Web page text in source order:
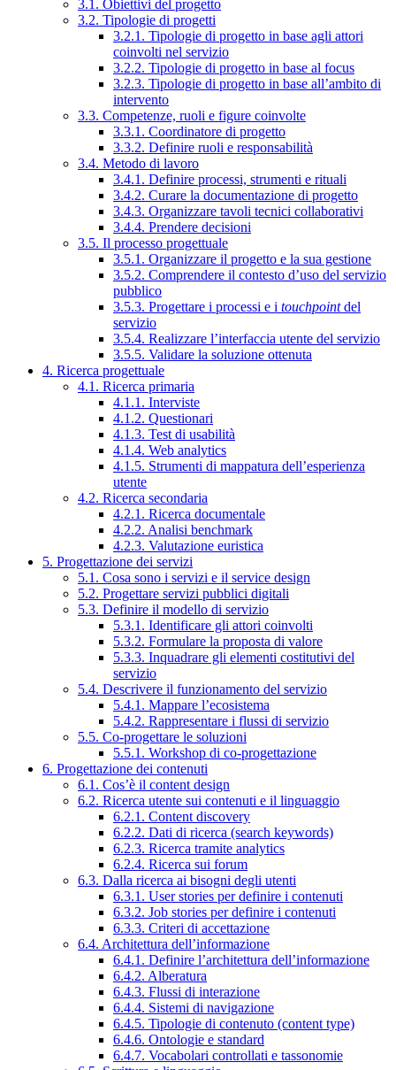
3.1. Obiettivi del progetto
3.2. Tipologie di progetti
3.2.1. Tipologie di progetto in base agli attori
coinvolti nel servizio
3.2.2. Tipologie di progetto in base al focus
3.2.3. Tipologie di progetto in base all’ambito di
intervento
3.3. Competenze, ruoli e figure coinvolte
3.3.1. Coordinatore di progetto
3.3.2. Definire ruoli e responsabilità
3.4. Metodo di lavoro
3.4.1. Definire processi, strumenti e rituali
3.4.2. Curare la documentazione di progetto
3.4.3. Organizzare tavoli tecnici collaborativi
3.4.4. Prendere decisioni
3.5. Il processo progettuale
3.5.1. Organizzare il progetto e la sua gestione
3.5.2. Comprendere il contesto d’uso del servizio
pubblico
3.5.3. Progettare i processi e i touchpointdel
servizio
3.5.4. Realizzare l’interfaccia utente del servizio
3.5.5. Validare la soluzione ottenuta
4. Ricerca progettuale
4.1. Ricerca primaria
4.1.1. Interviste
4.1.2. Questionari
4.1.3. Test di usabilità
4.1.4. Web analytics
4.1.5. Strumenti di mappatura dell’esperienza
utente
4.2. Ricerca secondaria
4.2.1. Ricerca documentale
4.2.2. Analisi benchmark
4.2.3. Valutazione euristica
5. Progettazione dei servizi
5.1. Cosa sono i servizi e il service design
5.2. Progettare servizi pubblici digitali
5.3. Definire il modello di servizio
5.3.1. Identificare gli attori coinvolti
5.3.2. Formulare la proposta di valore
5.3.3. Inquadrare gli elementi costitutivi del
servizio
5.4. Descrivere il funzionamento del servizio
5.4.1. Mappare l’ecosistema
5.4.2. Rappresentare i flussi di servizio
5.5. Co-progettare le soluzioni
5.5.1. Workshop di co-progettazione
6. Progettazione dei contenuti
6.1. Cos’è il content design
6.2. Ricerca utente sui contenuti e il linguaggio
6.2.1. Content discovery
6.2.2. Dati di ricerca (search keywords)
6.2.3. Ricerca tramite analytics
6.2.4. Ricerca sui forum
6.3. Dalla ricerca ai bisogni degli utenti
6.3.1. User stories per definire i contenuti
6.3.2. Job stories per definire i contenuti
6.3.3. Criteri di accettazione
6.4. Architettura dell’informazione
6.4.1. Definire l’architettura dell’informazione
6.4.2. Alberatura
6.4.3. Flussi di interazione
6.4.4. Sistemi di navigazione
6.4.5. Tipologie di contenuto (content type)
6.4.6. Ontologie e standard
6.4.7. Vocabolari controllati e tassonomie